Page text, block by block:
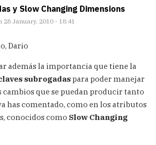
y Slow Changing Dimensions
28 January, 2010 - 18:41
Dario
además la importancia que tiene la
subrogadaspara poder manejar
que se puedan producir tanto
has comentado, como en los atributos
conocidos como Slow Changing